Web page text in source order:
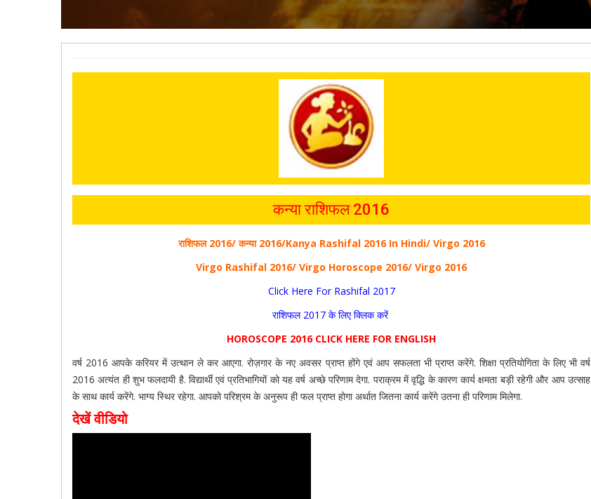
कन्या राशिफल 2016
राशिफल 2016/ कन्या 2016/Kanya Rashifal 2016 In Hindi/ Virgo 2016
Virgo Rashifal 2016/ Virgo Horoscope 2016/ Virgo 2016
Click Here For Rashifal 2017
राशिफल 2017 के लिए क्लिक करें
HOROSCOPE 2016 CLICK HERE FOR ENGLISH
वर्ष 2016 आपके करियर में उत्थान ले कर आएगा. रोज़गार के नए अवसर प्राप्त होंगे एवं आप सफलता भी प्राप्त करेंगे. शिक्षा प्रतियोगिता के लिए भी वर्ष
2016 अत्यंत ही शुभ फलदायी है. विद्यार्थी एवं प्रतिभागियों को यह वर्ष अच्छे परिणाम देगा. पराक्रम में वृद्धि के कारण कार्य क्षमता बड़ी रहेगी और आप उत्साह
के साथ कार्य करेंगे. भाग्य स्थिर रहेगा. आपको परिश्रम के अनुरूप ही फल प्राप्त होगा अर्थात जितना कार्य करेंगे उतना ही परिणाम मिलेगा.
देखें वीडियो